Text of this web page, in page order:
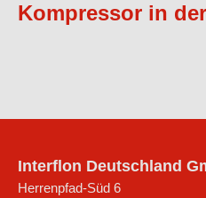
Kompressor in
Interflon Deutschland
Herrenpfad-Süd 6